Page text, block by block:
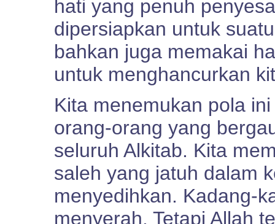
hati yang penuh
dipersiapkan untuk
bahkan juga memakai
untuk menghancurkan
Kita menemukan pola
orang-orang yang
seluruh Alkitab. Kita
saleh yang jatuh dalam
menyedihkan. Kadang-
menyerah. Tetapi Allah